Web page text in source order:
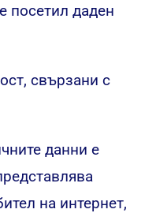
посетил даден
свързани с
данни е
на интернет,